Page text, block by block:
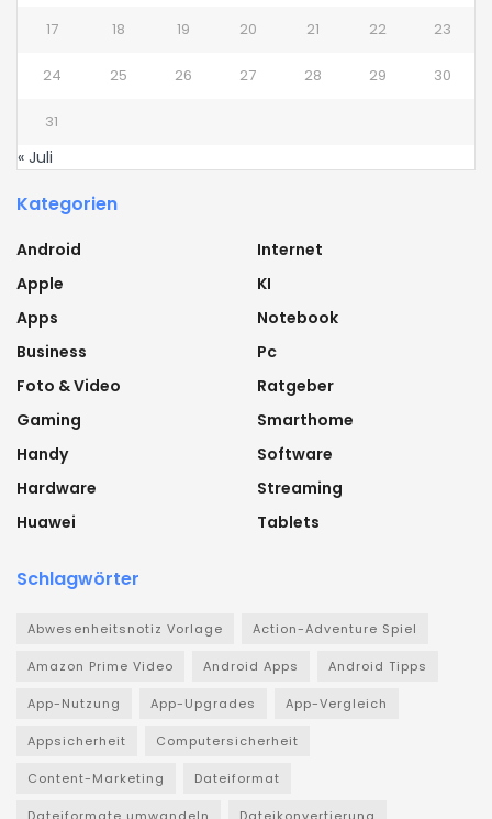
17 18 19 20 21 22 23
24 25 26 27 28 29 30
31
« Juli
Kategorien
Android
Apple
Apps
Business
Foto & Video
Gaming
Handy
Hardware
Huawei
Internet
KI
Notebook
Pc
Ratgeber
Smarthome
Software
Streaming
Tablets
Schlagwörter
Abwesenheitsnotiz Vorlage Action-Adventure Spiel
Amazon Prime Video Android Apps Android Tipps
App-Nutzung App-Upgrades App-Vergleich
Appsicherheit Computersicherheit
Content-Marketing Dateiformat